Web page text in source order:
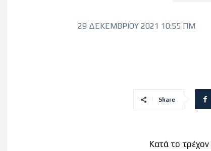
29 ΔΕΚΕΜΒΡΊΟΥ 2021 10:55 ΠΜ
Share
Κατά το τρέχον